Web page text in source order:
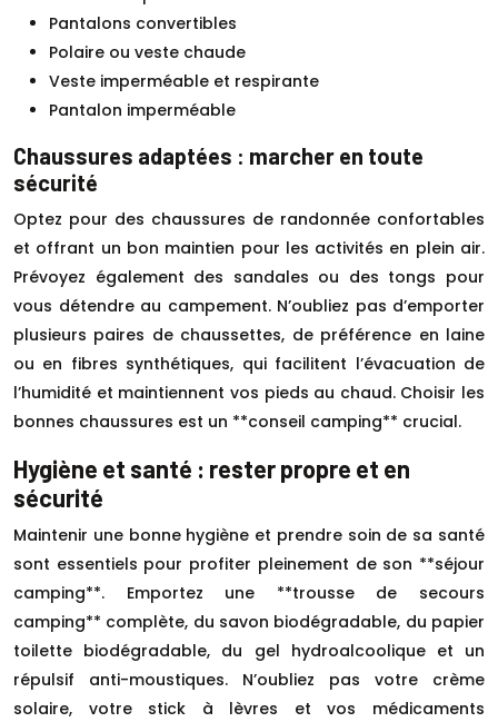
Pantalons convertibles
Polaire ou veste chaude
Veste imperméable et respirante
Pantalon imperméable
Chaussures adaptées : marcher en toute
sécurité
Optez pour des chaussures de randonnée confortables
et offrant un bon maintien pour les activités en plein air.
Prévoyez également des sandales ou des tongs pour
vous détendre au campement. N’oubliez pas d’emporter
plusieurs paires de chaussettes, de préférence en laine
ou en fibres synthétiques, qui facilitent l’évacuation de
l’humidité et maintiennent vos pieds au chaud. Choisir les
bonnes chaussures est un **conseil camping** crucial.
Hygiène et santé : rester propre et en
sécurité
Maintenir une bonne hygiène et prendre soin de sa santé
sont essentiels pour profiter pleinement de son **séjour
camping**. Emportez une **trousse de secours
camping** complète, du savon biodégradable, du papier
toilette biodégradable, du gel hydroalcoolique et un
répulsif anti-moustiques. N’oubliez pas votre crème
solaire, votre stick à lèvres et vos médicaments